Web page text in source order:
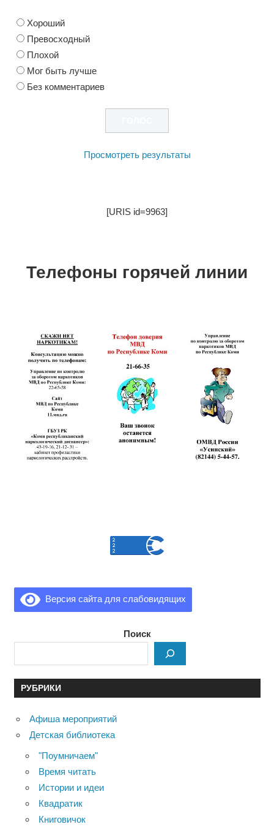
Хороший
Превосходный
Плохой
Мог быть лучше
Без комментариев
Просмотреть результаты
[URIS id=9963]
Телефоны горячей линии
Версия сайта для слабовидящих
Поиск
РУБРИКИ
Афиша мероприятий
Детская библиотека
"Поумничаем"
Время читать
Истории и идеи
Квадратик
Книговичок